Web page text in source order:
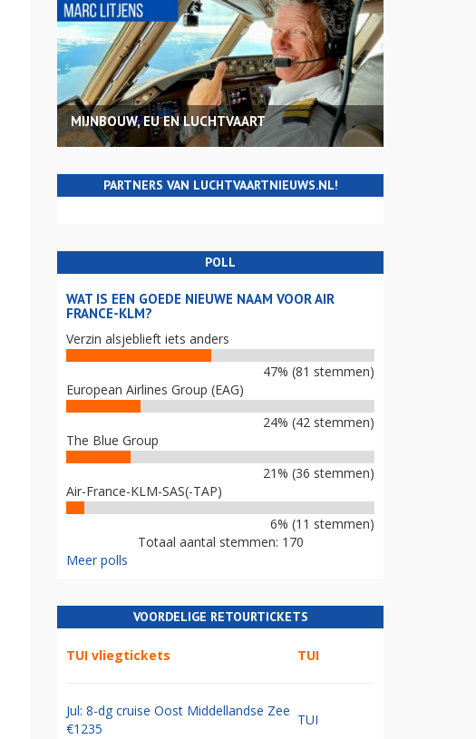
MIJNBOUW, EU EN LUCHTVAART
PARTNERS VAN LUCHTVAARTNIEUWS.NL!
POLL
WAT IS EEN GOEDE NIEUWE NAAM VOOR AIR
FRANCE-KLM?
Verzin alsjeblieft iets anders
47% (81 stemmen)
European Airlines Group (EAG)
24% (42 stemmen)
The Blue Group
21% (36 stemmen)
Air-France-KLM-SAS(-TAP)
6% (11 stemmen)
Totaal aantal stemmen: 170
Meer polls
VOORDELIGE RETOURTICKETS
TUI vliegtickets TUI
Jul: 8-dg cruise Oost Middellandse Zee
€1235
TUI